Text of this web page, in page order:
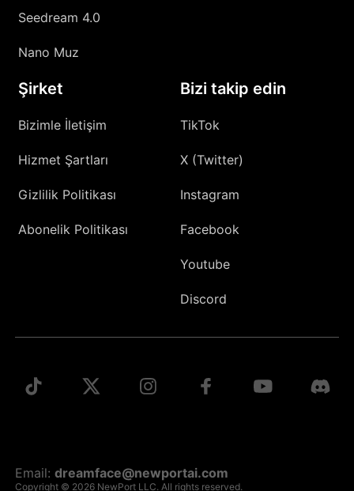
Seedream 4.0
Nano Muz
Şirket
Bizimle İletişim
Hizmet Şartları
Gizlilik Politikası
Abonelik Politikası
Bizi takip edin
TikTok
X (Twitter)
Instagram
Facebook
Youtube
Discord